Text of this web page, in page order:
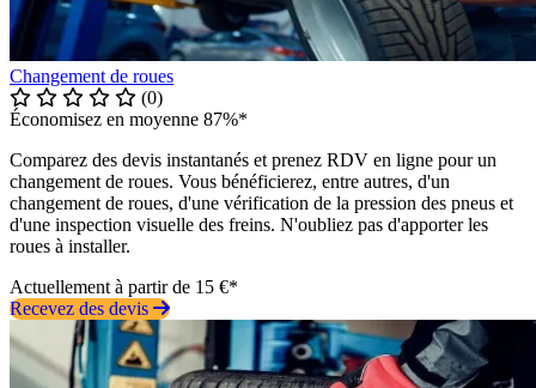
Changement de roues
(0)
Économisez en moyenne 87%*
Comparez des devis instantanés et prenez RDV en ligne pour un
changement de roues. Vous bénéficierez, entre autres, d'un
changement de roues, d'une vérification de la pression des pneus et
d'une inspection visuelle des freins. N'oubliez pas d'apporter les
roues à installer.
Actuellement à partir de 15 €*
Recevez des devis